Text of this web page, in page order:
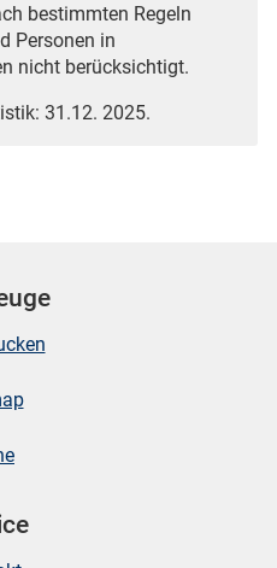
bestimmten Regeln
Personen in
nicht berücksichtigt.
31.12. 2025.